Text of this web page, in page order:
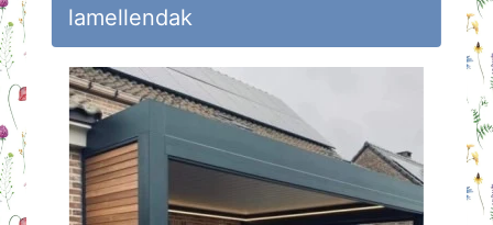
lamellendak